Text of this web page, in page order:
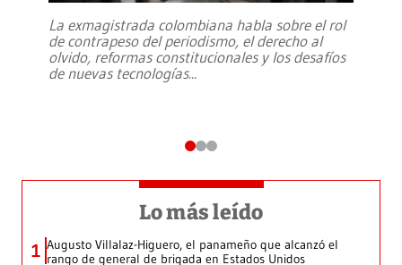
La exmagistrada colombiana habla sobre el rol
de contrapeso del periodismo, el derecho al
olvido, reformas constitucionales y los desafíos
de nuevas tecnologías...
Lo más leído
1 Augusto Villalaz-Higuero, el panameño que alcanzó el
rango de general de brigada en Estados Unidos